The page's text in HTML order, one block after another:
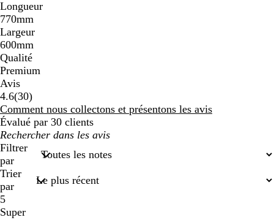
Longueur
770mm
Largeur
600mm
Qualité
Premium
Avis
4.6(3030
avis
)
Comment nous collectons et présentons les avis
Évalué par 30 clients
Mes
recherches
saisies
Filtrer
par
Trier
par
5
Super